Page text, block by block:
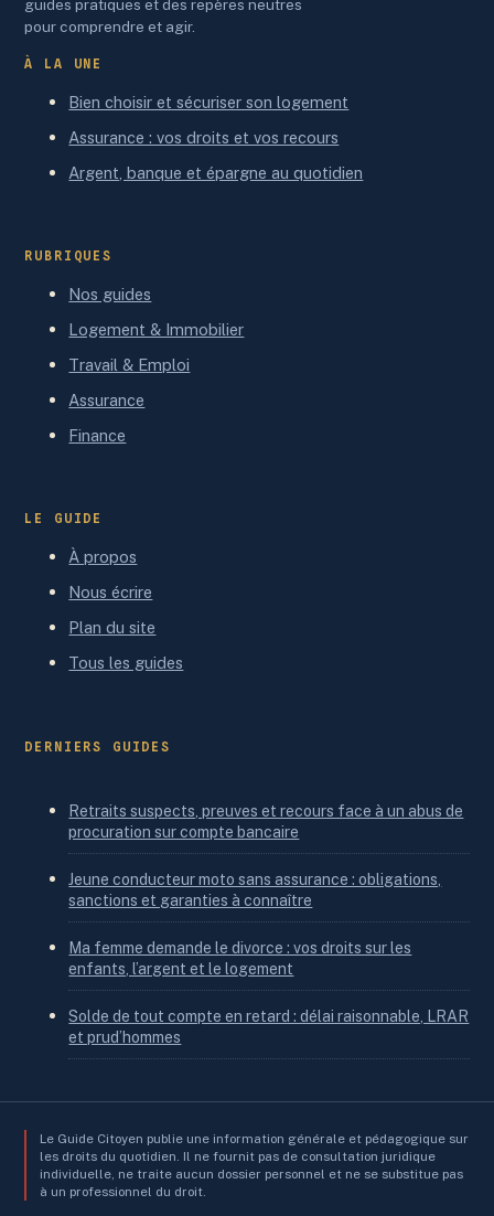
guides pratiques et des repères neutres
pour comprendre et agir.
À LA UNE
Bien choisir et sécuriser son logement
Assurance : vos droits et vos recours
Argent, banque et épargne au quotidien
RUBRIQUES
Nos guides
Logement & Immobilier
Travail & Emploi
Assurance
Finance
LE GUIDE
À propos
Nous écrire
Plan du site
Tous les guides
DERNIERS GUIDES
Retraits suspects, preuves et recours face à un abus de
procuration sur compte bancaire
Jeune conducteur moto sans assurance : obligations,
sanctions et garanties à connaître
Ma femme demande le divorce : vos droits sur les
enfants, l’argent et le logement
Solde de tout compte en retard : délai raisonnable, LRAR
et prud’hommes
Le Guide Citoyen publie une information générale et pédagogique sur
les droits du quotidien. Il ne fournit pas de consultation juridique
individuelle, ne traite aucun dossier personnel et ne se substitue pas
à un professionnel du droit.